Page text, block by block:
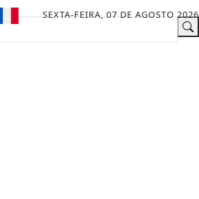
SEXTA-FEIRA, 07 DE AGOSTO 2026